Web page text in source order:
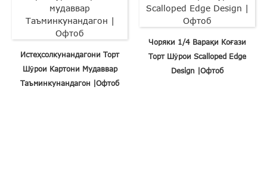
Истеҳсолкунандагони Торт
Шӯрои Картони Мудаввар
Таъминкунандагон |Офтоб
Чоряки 1/4 Варақи Коғази
Торт Шӯрои Scalloped Edge
Design |Офтоб